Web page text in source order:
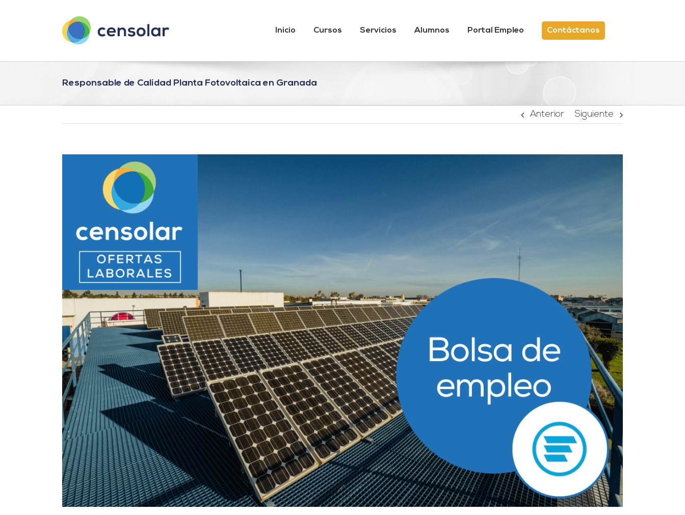
Inicio Cursos Servicios Alumnos Portal Empleo Contáctanos
Responsable de Calidad Planta Fotovoltaica en Granada
Anterior Siguiente